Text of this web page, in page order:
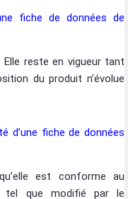
fiche de données de
Elle reste en vigueur tant
du produit n’évolue
d’une fiche de données
est conforme au
tel que modifié par le